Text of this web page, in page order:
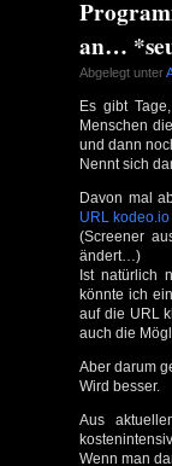
an…
Abgelegt unter
Es gibt
Menschen
und dann
Nennt sich
Davon mal
URL kodeo.io
(Screener
ändert…)
Ist natürlich
könnte ich
auf die URL
auch die
Aber darum
Wird besser.
Aus
Wenn man